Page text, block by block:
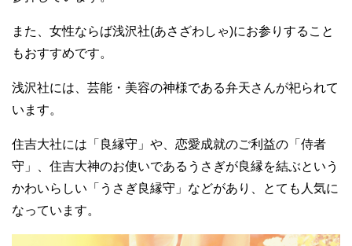
また、女性ならば浅沢社(あさざわしゃ)にお参りすること
もおすすめです。
浅沢社には、芸能・美容の神様である弁天さんが祀られて
います。
住吉大社には「良縁守」や、恋愛成就のご利益の「侍者
守」、住吉大神のお使いであるうさぎが良縁を結ぶという
かわいらしい「うさぎ良縁守」などがあり、とても人気に
なっています。